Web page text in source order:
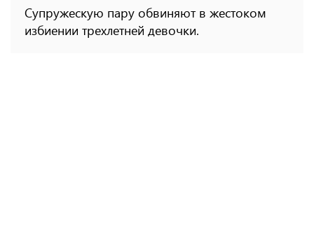
Супружескую пару обвиняют в жестоком
избиении трехлетней девочки.